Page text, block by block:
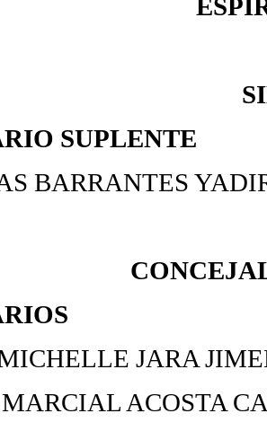
SUPLENTE
BARRANTES
JARA
ACOSTA